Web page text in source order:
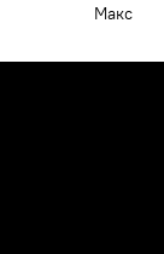
Макс